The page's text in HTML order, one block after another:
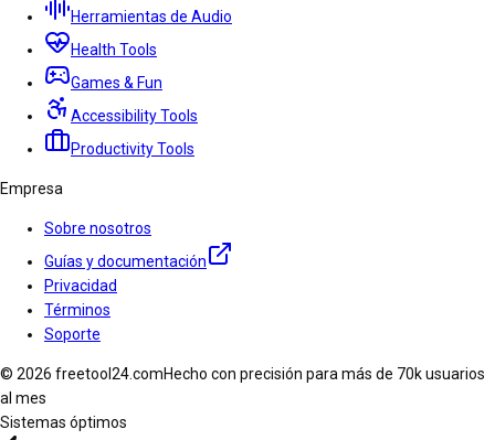
Herramientas de Audio
Health Tools
Games & Fun
Accessibility Tools
Productivity Tools
Empresa
Sobre nosotros
Guías y documentación
Privacidad
Términos
Soporte
© 2026 freetool24.comHecho con precisión para más de 70k usuarios
al mes
Sistemas óptimos